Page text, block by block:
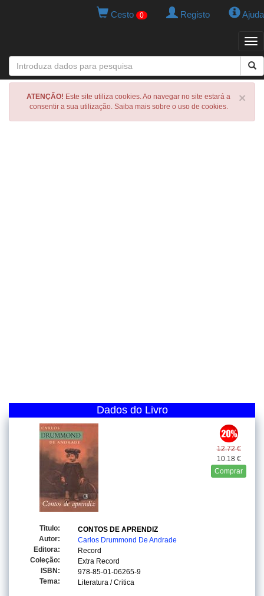
Cesto 0 Registo Ajuda
×
ATENÇÃO! Este site utiliza cookies. Ao navegar no site estará a
consentir a sua utilização. Saiba mais sobre o uso de cookies.
Dados do Livro
12.72 €
10.18 €
Comprar
Titulo:
CONTOS DE APRENDIZ
Autor:
Carlos Drummond De Andrade
Editora:
Record
Coleção:
Extra Record
ISBN:
978-85-01-06265-9
Tema:
Literatura / Critica